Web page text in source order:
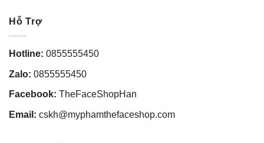
Hỗ Trợ
Hotline: 0855555450
Zalo: 0855555450
Facebook: TheFaceShopHan
Email: cskh@myphamthefaceshop.com